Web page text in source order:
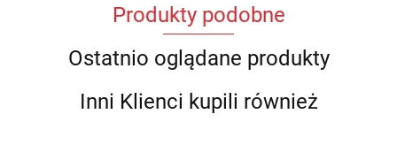
Produkty podobne
Ostatnio oglądane produkty
Inni Klienci kupili również